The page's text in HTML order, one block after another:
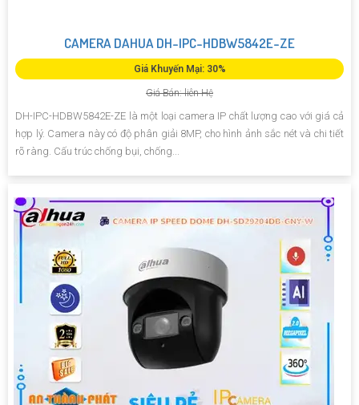
CAMERA DAHUA DH-IPC-HDBW5842E-ZE
Giá Khuyến Mại: 30%
Giá Bán: liên Hệ
DH-IPC-HDBW5842E-ZE là một loại camera IP chất lượng cao với giá cả
hợp lý. Camera này có độ phân giải 8MP, cho hình ảnh sắc nét và chi tiết
rõ ràng. Cấu trúc chống bụi, chống...